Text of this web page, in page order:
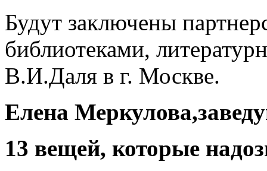
Будут заключены
библиотеками,
В.И.Даля в г. Москве.
Елена Меркулова,
13 вещей, которые